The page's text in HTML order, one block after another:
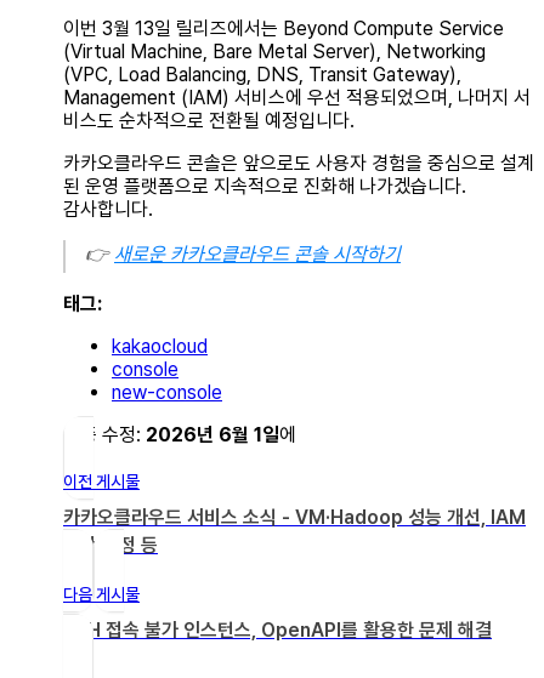
이번 3월 13일 릴리즈에서는 Beyond Compute Service
(Virtual Machine, Bare Metal Server), Networking
(VPC, Load Balancing, DNS, Transit Gateway),
Management (IAM) 서비스에 우선 적용되었으며, 나머지 서
비스도 순차적으로 전환될 예정입니다.
카카오클라우드 콘솔은 앞으로도 사용자 경험을 중심으로 설계
된 운영 플랫폼으로 지속적으로 진화해 나가겠습니다.
감사합니다.
👉 새로운 카카오클라우드 콘솔 시작하기
태그:
kakaocloud
console
new-console
최종 수정: 2026년 6월 1일에
이전 게시물
카카오클라우드 서비스 소식 - VM·Hadoop 성능 개선, IAM
보안 설정 등
다음 게시물
SSH 접속 불가 인스턴스, OpenAPI를 활용한 문제 해결